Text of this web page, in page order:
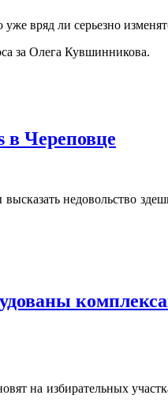
вряд ли серьезно
за Олега Кувшинникова.
в Череповце
недовольство
на избирательных